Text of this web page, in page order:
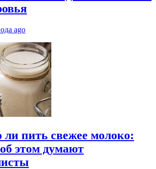
ago
ли пить свежее молоко:
этом думают